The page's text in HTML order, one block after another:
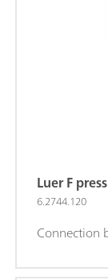
Luer F
6.2744.120
Connection